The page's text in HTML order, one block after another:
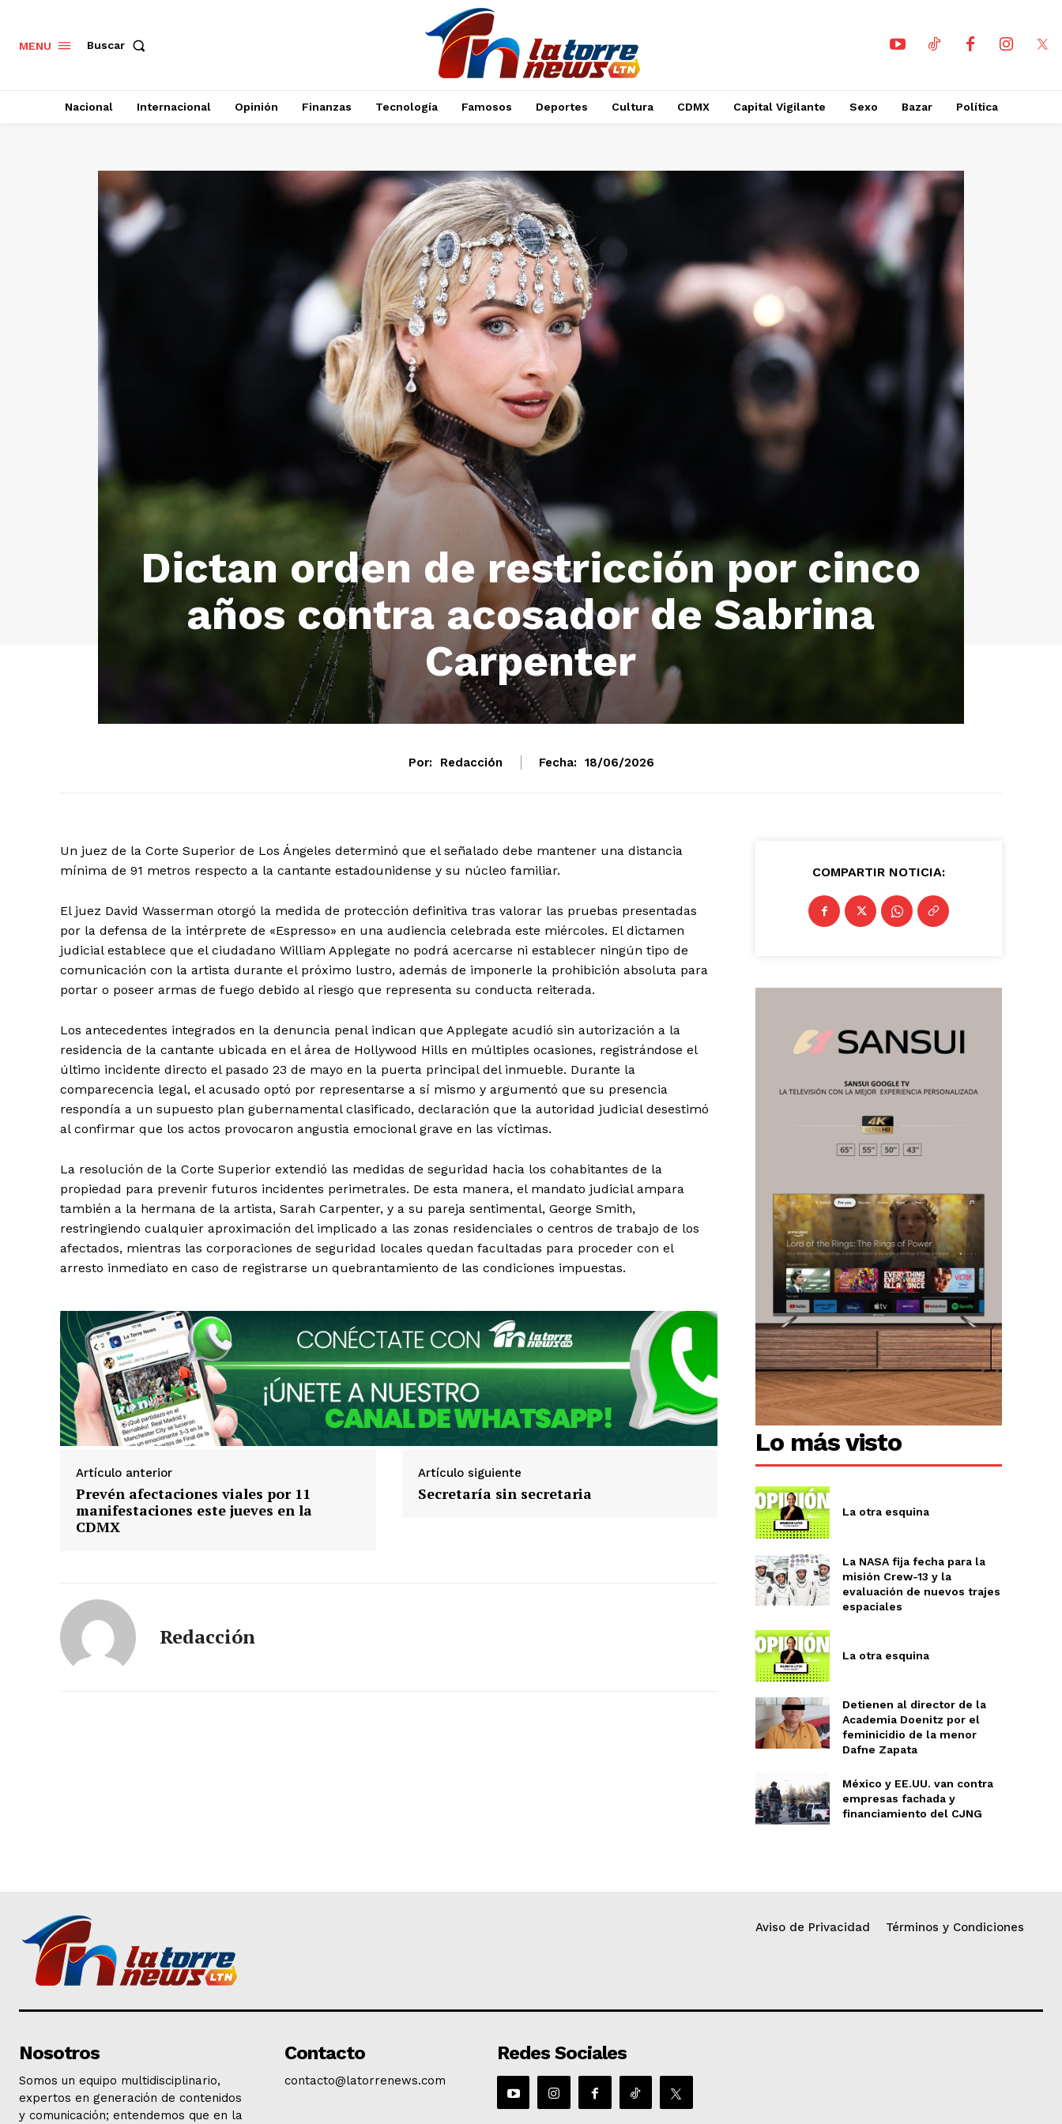
El Suplemento
Estados
Aguascalientes
Baja California
Baja California Sur
Campeche
Chihuahua
Ciudad de México
Coahuila
Colima
Michoacán Zacatecas
Tlaxcala
Tamaulipas
San Luis Potosí
Querétaro
Nayarit Morelos
MENU Buscar
Nacional Internacional Opinión Finanzas Tecnología Famosos Deportes Cultura CDMX Capital Vigilante Sexo Bazar Política
Dictan orden de restricción por cinco
años contra acosador de Sabrina
Carpenter
Por: Redacción Fecha: 18/06/2026
Un juez de la Corte Superior de Los Ángeles determinó que el señalado debe mantener una distancia
mínima de 91 metros respecto a la cantante estadounidense y su núcleo familiar.
El juez David Wasserman otorgó la medida de protección definitiva tras valorar las pruebas presentadas
por la defensa de la intérprete de «Espresso» en una audiencia celebrada este miércoles. El dictamen
judicial establece que el ciudadano William Applegate no podrá acercarse ni establecer ningún tipo de
comunicación con la artista durante el próximo lustro, además de imponerle la prohibición absoluta para
portar o poseer armas de fuego debido al riesgo que representa su conducta reiterada.
Los antecedentes integrados en la denuncia penal indican que Applegate acudió sin autorización a la
residencia de la cantante ubicada en el área de Hollywood Hills en múltiples ocasiones, registrándose el
último incidente directo el pasado 23 de mayo en la puerta principal del inmueble. Durante la
comparecencia legal, el acusado optó por representarse a sí mismo y argumentó que su presencia
respondía a un supuesto plan gubernamental clasificado, declaración que la autoridad judicial desestimó
al confirmar que los actos provocaron angustia emocional grave en las víctimas.
La resolución de la Corte Superior extendió las medidas de seguridad hacia los cohabitantes de la
propiedad para prevenir futuros incidentes perimetrales. De esta manera, el mandato judicial ampara
también a la hermana de la artista, Sarah Carpenter, y a su pareja sentimental, George Smith,
restringiendo cualquier aproximación del implicado a las zonas residenciales o centros de trabajo de los
afectados, mientras las corporaciones de seguridad locales quedan facultadas para proceder con el
arresto inmediato en caso de registrarse un quebrantamiento de las condiciones impuestas.
Artículo anterior
Prevén afectaciones viales por 11
manifestaciones este jueves en la
CDMX
Artículo siguiente
Secretaría sin secretaria
Redacción
COMPARTIR NOTICIA:
Lo más visto
La otra esquina
La NASA fija fecha para la
misión Crew-13 y la
evaluación de nuevos trajes
espaciales
La otra esquina
Detienen al director de la
Academia Doenitz por el
feminicidio de la menor
Dafne Zapata
México y EE.UU. van contra
empresas fachada y
financiamiento del CJNG
Aviso de Privacidad Términos y Condiciones
Nosotros
Somos un equipo multidisciplinario,
expertos en generación de contenidos
y comunicación; entendemos que en la
Contacto
contacto@latorrenews.com
Redes Sociales